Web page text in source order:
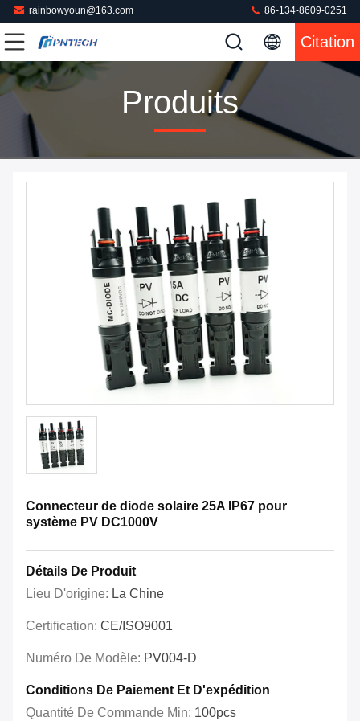
rainbowyoun@163.com 86-134-8609-0251
Citation
Produits
Connecteur de diode solaire 25A IP67 pour
système PV DC1000V
Détails De Produit
Lieu D'origine: La Chine
Certification: CE/ISO9001
Numéro De Modèle: PV004-D
Conditions De Paiement Et D'expédition
Quantité De Commande Min: 100pcs